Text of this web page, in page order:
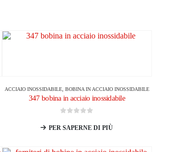
ACCIAIO INOSSIDABILE, BOBINA IN ACCIAIO INOSSIDABILE
347 bobina in acciaio inossidabile
PER SAPERNE DI PIÙ